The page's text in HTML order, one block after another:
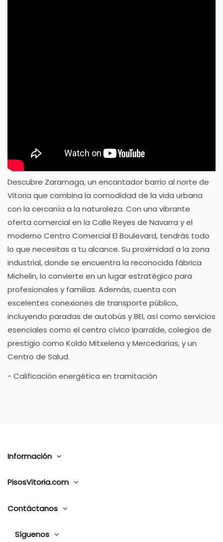
Descubre Zaramaga, un encantador barrio al norte de
Vitoria que combina la comodidad de la vida urbana
con la cercanía a la naturaleza. Con una vibrante
oferta comercial en la Calle Reyes de Navarra y el
moderno Centro Comercial El Boulevard, tendrás todo
lo que necesitas a tu alcance. Su proximidad a la zona
industrial, donde se encuentra la reconocida fábrica
Michelin, lo convierte en un lugar estratégico para
profesionales y familias. Además, cuenta con
excelentes conexiones de transporte público,
incluyendo paradas de autobús y BEI, así como servicios
esenciales como el centro cívico Iparralde, colegios de
prestigio como Koldo Mitxelena y Mercedarias, y un
Centro de Salud.
- Calificación energética en tramitación
Información
PisosVitoria.com
Contáctanos
Síguenos